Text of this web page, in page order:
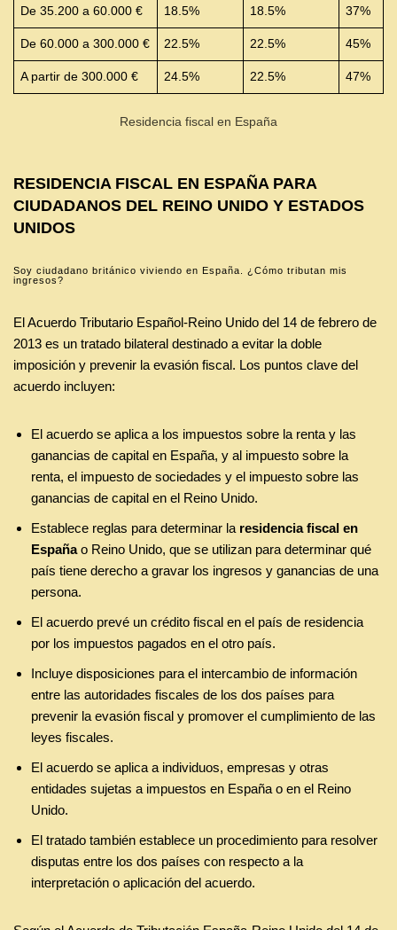
De 35.200 a 60.000 € 18.5% 18.5% 37%
De 60.000 a 300.000 € 22.5% 22.5% 45%
A partir de 300.000 € 24.5% 22.5% 47%
Residencia fiscal en España
RESIDENCIA FISCAL EN ESPAÑA PARA
CIUDADANOS DEL REINO UNIDO Y ESTADOS
UNIDOS
Soy ciudadano británico viviendo en España. ¿Cómo tributan mis
ingresos?
El Acuerdo Tributario Español-Reino Unido del 14 de febrero de
2013 es un tratado bilateral destinado a evitar la doble
imposición y prevenir la evasión fiscal. Los puntos clave del
acuerdo incluyen:
El acuerdo se aplica a los impuestos sobre la renta y las
ganancias de capital en España, y al impuesto sobre la
renta, el impuesto de sociedades y el impuesto sobre las
ganancias de capital en el Reino Unido.
Establece reglas para determinar la residencia fiscal en
Españao Reino Unido, que se utilizan para determinar qué
país tiene derecho a gravar los ingresos y ganancias de una
persona.
El acuerdo prevé un crédito fiscal en el país de residencia
por los impuestos pagados en el otro país.
Incluye disposiciones para el intercambio de información
entre las autoridades fiscales de los dos países para
prevenir la evasión fiscal y promover el cumplimiento de las
leyes fiscales.
El acuerdo se aplica a individuos, empresas y otras
entidades sujetas a impuestos en España o en el Reino
Unido.
El tratado también establece un procedimiento para resolver
disputas entre los dos países con respecto a la
interpretación o aplicación del acuerdo.